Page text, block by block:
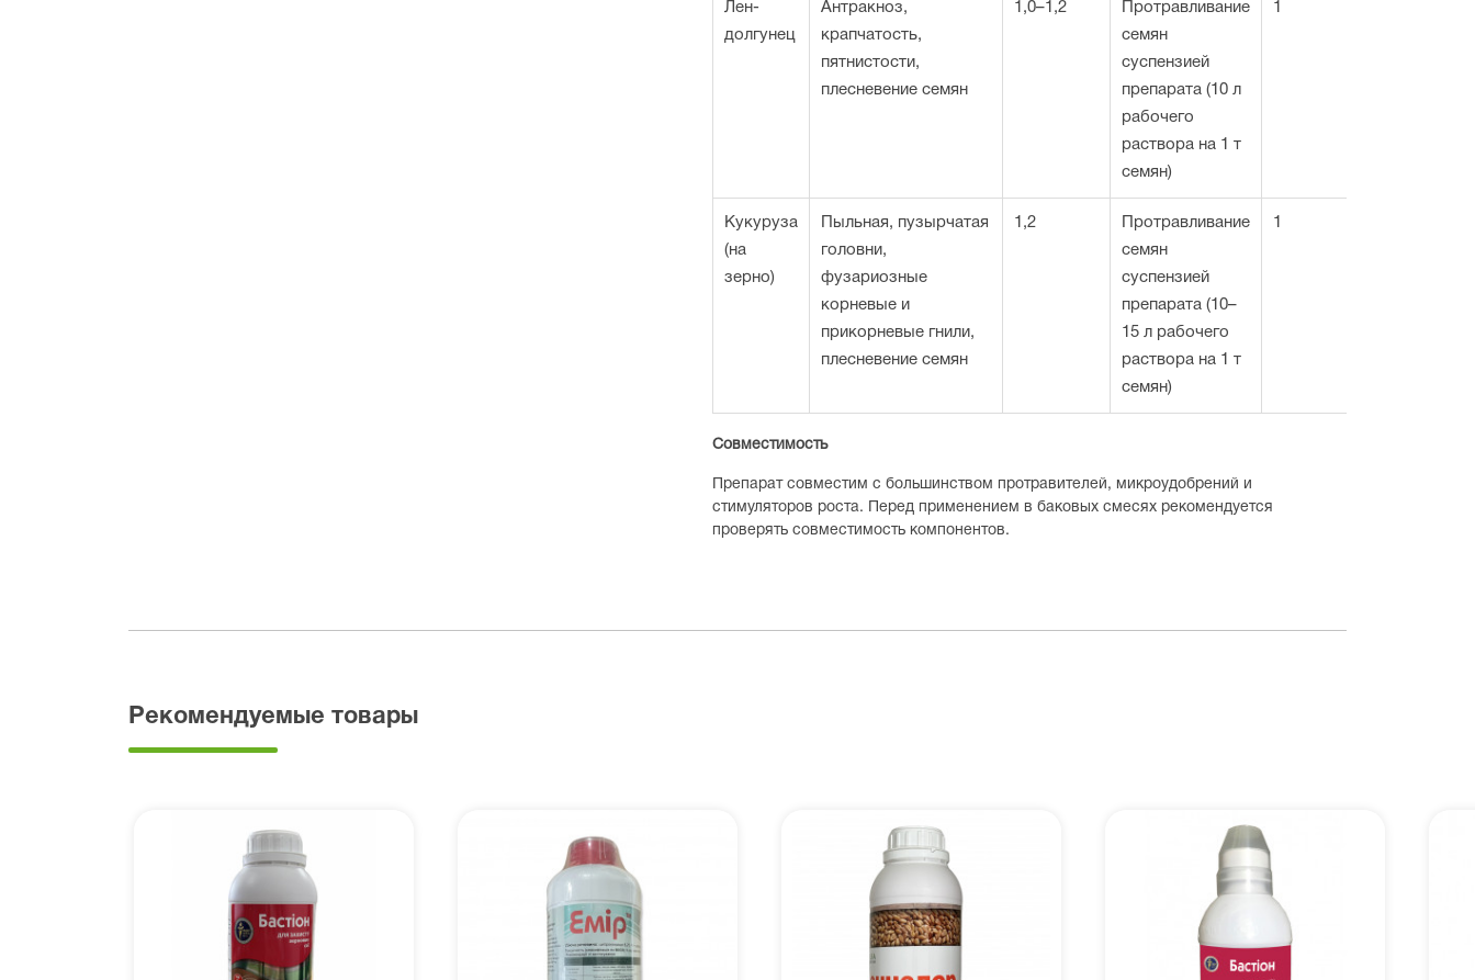
Лен-
долгунец
Антракноз,
крапчатость,
пятнистости,
плесневение семян
1,0–1,2
Протравливание
семян
суспензией
препарата (10 л
рабочего
раствора на 1 т
семян)
1
Кукуруза
(на
зерно)
Пыльная, пузырчатая
головни,
фузариозные
корневые и
прикорневые гнили,
плесневение семян
1,2
Протравливание
семян
суспензией
препарата (10–
15 л рабочего
раствора на 1 т
семян)
1
Совместимость
Препарат совместим с большинством протравителей, микроудобрений и
стимуляторов роста. Перед применением в баковых смесях рекомендуется
проверять совместимость компонентов.
Рекомендуемые товары